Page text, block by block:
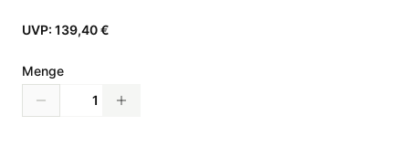
UVP: 139,40 €
Menge